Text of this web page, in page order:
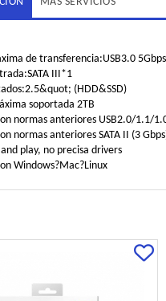
de transferencia:USB3.0 5Gbps
III*1
(HDD&SSD)
soportada 2TB
normas anteriores USB2.0/1.1/
normas anteriores SATA II (3
play, no precisa drivers
Windows?Mac?Linux